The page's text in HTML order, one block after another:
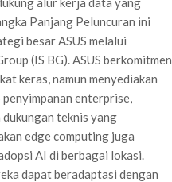
Panjang Peluncuran ini
besar ASUS melalui
(IS BG). ASUS berkomitmen
keras, namun menyediakan
enterprise,
teknis yang
edge computing juga
AI di berbagai lokasi.
dapat beradaptasi dengan